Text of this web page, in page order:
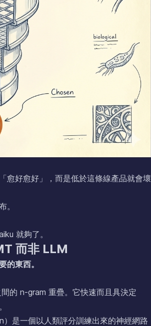
愈好愈好」，而是低於這條線產品就會壞
。
就夠了。
而非 LLM
的東西。
的 n-gram 重疊。它快速而且具決定
是一個以人類評分訓練出來的神經網路